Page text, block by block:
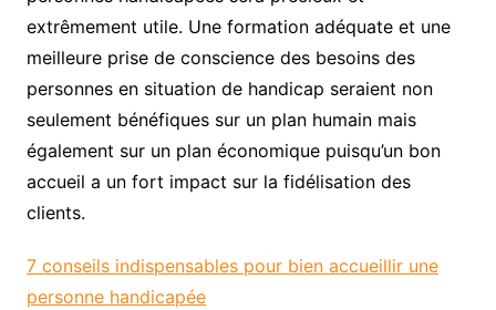
extrêmement utile. Une formation adéquate et une
meilleure prise de conscience des besoins des
personnes en situation de handicap seraient non
seulement bénéfiques sur un plan humain mais
également sur un plan économique puisqu’un bon
accueil a un fort impact sur la fidélisation des
clients.
7 conseils indispensables pour bien accueillir une
personne handicapée